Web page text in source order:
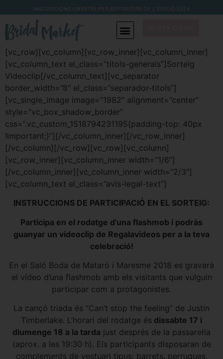
INSCRIPCIONS OBERTES PER EXPOSITORS DE L’EDICIÓ 202 4
[vc_row][vc_column][vc_row_inner][vc_column_inner]
[vc_column_text el_class=”titols-generals”]Sorteig
Videoclip[/vc_column_text][vc_separator
border_width=”8″ el_class=”separador-titols”]
[vc_single_image image=”1982″ alignment=”center”
style=”vc_box_shadow_border”
css=”.vc_custom_1518794231195{padding-top: 40px
!important;}”][/vc_column_inner][/vc_row_inner]
[/vc_column][/vc_row][vc_row][vc_column]
[vc_row_inner][vc_column_inner width=”1/6″]
[/vc_column_inner][vc_column_inner width=”2/3″]
[vc_column_text el_class=”avis-legal-text”]
INSTRUCCIONS DE PARTICIPACIÓ EN EL SORTEIG:
Participa en el rodatge d’una flashmob i podràs
guanyar un videoclip de Regalavideos per a la teva
celebració!
En el Saló Boda de Mataró i Maresme 2018 es gravarà
el vídeo d’una flashmob amb els visitants que vulguin
participar com a protagonistes.
La cançó triada és “Can’t stop the feeling” de Justin
Timberlake. L’horari del rodatge és dissabte 17 i
diumenge 18 a la tarda just després de la passarel·la
(aprox. a les 19:30 h). Els participants disposaran de
complements de vestuari tipus: barrets, perruques,